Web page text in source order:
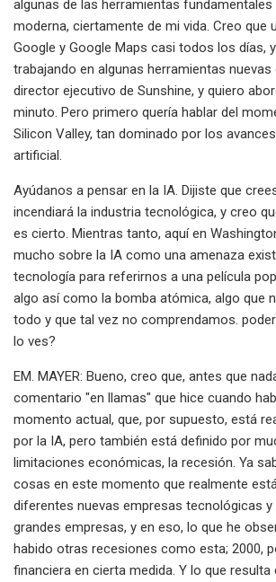
algunas de las herramientas fundamentales
moderna, ciertamente de mi vida. Creo que
Google y Google Maps casi todos los días,
trabajando en algunas herramientas
director ejecutivo de Sunshine, y quiero
minuto. Pero primero quería hablar del
Silicon Valley, tan dominado por los
artificial.
Ayúdanos a pensar en la IA. Dijiste que
incendiará la industria tecnológica, y creo
es cierto. Mientras tanto, aquí en
mucho sobre la IA como una amenaza
tecnología para referirnos a una película
algo así como la bomba atómica, algo que
todo y que tal vez no comprendamos.
lo ves?
EM. MAYER: Bueno, creo que, antes que
comentario "en llamas" que hice cuando
momento actual, que, por supuesto, está
por la IA, pero también está definido por
limitaciones económicas, la recesión. Ya
cosas en este momento que realmente
diferentes nuevas empresas tecnológicas
grandes empresas, y en eso, lo que he
habido otras recesiones como esta; 2000,
financiera en cierta medida. Y lo que resulta